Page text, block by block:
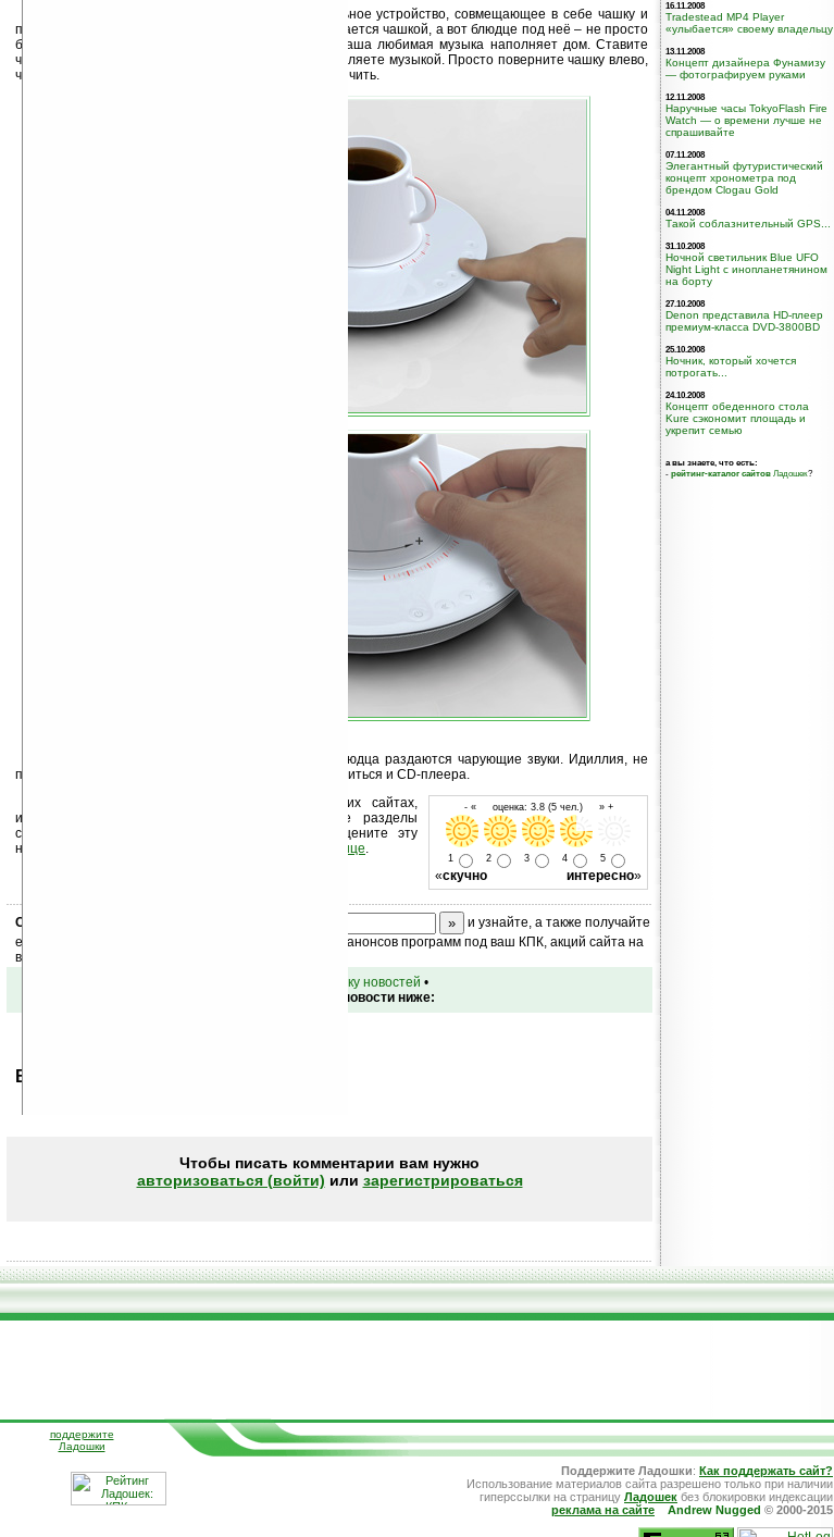
Дизайнер Jongmin Kim разработал оригинальное устройство, совмещающее в себе чашку и
проигрыватель музыки. Собственно, сама чашка остается чашкой, а вот блюдце под неё – не просто
блюдце, а CD-проигрыватель. Вставляете диск, и ваша любимая музыка наполняет дом. Ставите
чашку на блюдце, в специальную «форму», и – управляете музыкой. Просто поверните чашку влево,
чтобы уменьшить громкость, или вправо, чтобы увеличить.
Вы пьете чай, а из встроенных динамиков блюдца раздаются чарующие звуки. Идиллия, не
правда ли? Один минус – пролив чай, вы можете лишиться и CD-плеера.
- « оценка: 3.8 (5 чел.) » +
1 2 3 4 5
«скучно интересно»
Устанавливайте линк на Ладошки на своих сайтах,
изучайте коммерческую информацию, посещайте разделы
сайта (форум, чат, новости, файлы, прочие). Оцените эту
новость и оставьте свой комментарий
ниже на странице.
Скоро
и узнайте, а также получайте
ежедневный или еженедельный дайджест новостей, анонсов программ под ваш КПК, акций сайта на
ваш почтовый ящик.
вернуться к списку новостей •
Обсуждение этой новости ниже:
Ваше мнение будет первым.
Чтобы писать комментарии вам нужно
авторизоваться (войти) или зарегистрироваться
16.11.2008
Tradestead MP4 Player
«улыбается» своему владельцу
13.11.2008
Концепт дизайнера Фунамизу
— фотографируем руками
12.11.2008
Наручные часы TokyoFlash Fire
Watch — о времени лучше не
спрашивайте
07.11.2008
Элегантный футуристический
концепт хронометра под
брендом Clogau Gold
04.11.2008
Такой соблазнительный GPS...
31.10.2008
Ночной светильник Blue UFO
Night Light с инопланетянином
на борту
27.10.2008
Denon представила HD-плеер
премиум-класса DVD-3800BD
25.10.2008
Ночник, который хочется
потрогать...
24.10.2008
Концепт обеденного стола
Kure сэкономит площадь и
укрепит семью
а вы знаете, что есть:
- рейтинг-каталог сайтов Ладошек?
поддержите
Ладошки
Поддержите Ладошки: Как поддержать сайт?
Использование материалов сайта разрешено только при наличии
гиперссылки на страницу Ладошек без блокировки индексации
реклама на сайте
Andrew Nugged © 2000-2015